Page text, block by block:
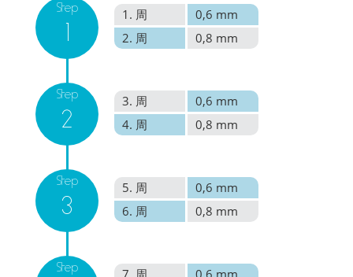
Step
1
1. 周
0,6 mm
2. 周
0,8 mm
Step
2
3. 周
0,6 mm
4. 周
0,8 mm
Step
3
5. 周
0,6 mm
6. 周
0,8 mm
Step